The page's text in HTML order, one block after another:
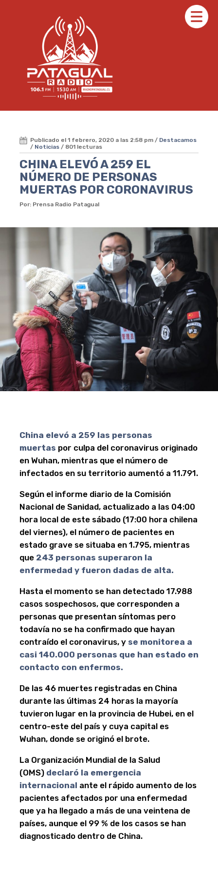
Publicado el 1 febrero, 2020 a las 2:58 pm / Destacamos
/ Noticias / 801 lecturas
CHINA ELEVÓ A 259 EL
NÚMERO DE PERSONAS
MUERTAS POR CORONAVIRUS
Por: Prensa Radio Patagual
China elevó a 259 las personas
muertas por culpa del coronavirus originado
en Wuhan, mientras que el número de
infectados en su territorio aumentó a 11.791.
Según el informe diario de la Comisión
Nacional de Sanidad, actualizado a las 04:00
hora local de este sábado (17:00 hora chilena
del viernes), el número de pacientes en
estado grave se situaba en 1.795, mientras
que 243 personas superaron la
enfermedad y fueron dadas de alta.
Hasta el momento se han detectado 17.988
casos sospechosos, que corresponden a
personas que presentan síntomas pero
todavía no se ha confirmado que hayan
contraído el coronavirus, y se monitorea a
casi 140.000 personas que han estado en
contacto con enfermos.
De las 46 muertes registradas en China
durante las últimas 24 horas la mayoría
tuvieron lugar en la provincia de Hubei, en el
centro-este del país y cuya capital es
Wuhan, donde se originó el brote.
La Organización Mundial de la Salud
(OMS) declaró la emergencia
internacional ante el rápido aumento de los
pacientes afectados por una enfermedad
que ya ha llegado a más de una veintena de
países, aunque el 99 % de los casos se han
diagnosticado dentro de China.